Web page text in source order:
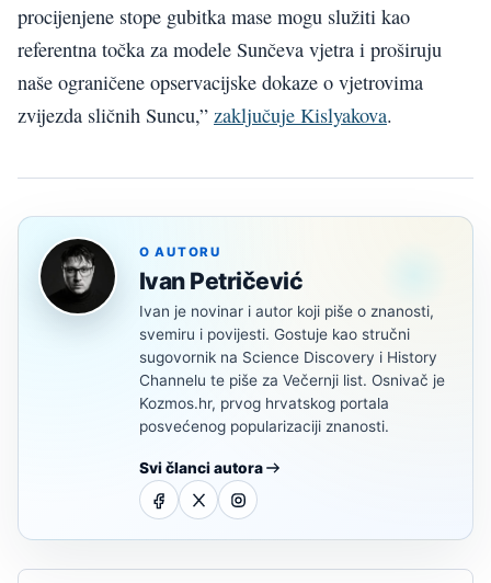
procijenjene stope gubitka mase mogu služiti kao
referentna točka za modele Sunčeva vjetra i proširuju
naše ograničene opservacijske dokaze o vjetrovima
zvijezda sličnih Suncu,” zaključuje Kislyakova.
O AUTORU
Ivan Petričević
Ivan je novinar i autor koji piše o znanosti,
svemiru i povijesti. Gostuje kao stručni
sugovornik na Science Discovery i History
Channelu te piše za Večernji list. Osnivač je
Kozmos.hr, prvog hrvatskog portala
posvećenog popularizaciji znanosti.
Svi članci autora